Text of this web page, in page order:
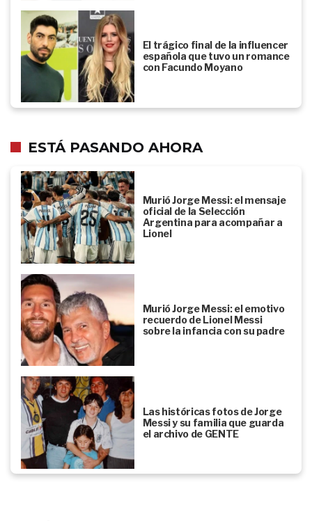
El trágico final de la influencer
española que tuvo un romance
con Facundo Moyano
ESTÁ PASANDO AHORA
Murió Jorge Messi: el mensaje
oficial de la Selección
Argentina para acompañar a
Lionel
Murió Jorge Messi: el emotivo
recuerdo de Lionel Messi
sobre la infancia con su padre
Las históricas fotos de Jorge
Messi y su familia que guarda
el archivo de GENTE